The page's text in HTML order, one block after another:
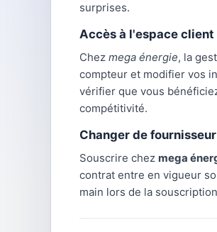
surprises.
Accès à l'espace client
Chez mega énergie, la
compteur et modifier vos
vérifier que vous
compétitivité.
Changer de
Souscrire chez mega
contrat entre en vigueur
main lors de la